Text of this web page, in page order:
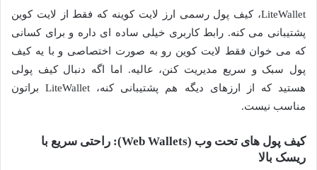
LiteWallet، کیف پول رسمی ارز لایت کوینه که فقط از لایت کوین
پشتیبانی می کنه. رابط کاربری خیلی ساده ای داره و برای کسانی
که می خوان فقط لایت کوین رو به صورت اختصاصی و با یه کیف
پول سبک و سریع مدیریت کنن، عالیه. اما اگه دنبال کیف پولی
هستید که از ارزهای دیگه هم پشتیبانی کنه، LiteWallet براتون
مناسب نیست.
کیف پول های تحت وب (Web Wallets): راحتی سریع با
ریسک بالا